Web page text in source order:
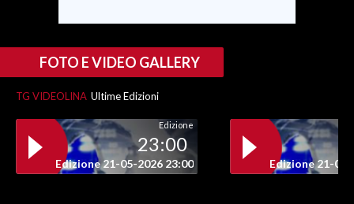
EVENTI
3 MINUTI CON
INSULARITÀ
FOTO E VIDEO GALLERY
TG VIDEOLINA Ultime Edizioni
Edizione
23:00
Edizione 21-05-2026 23:00 Edizione 21-05-